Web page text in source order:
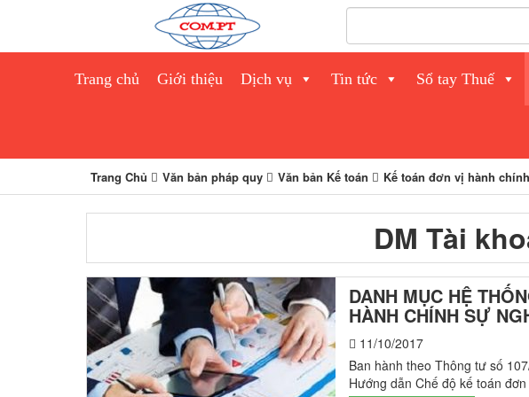
Trang chủ Giới thiệu Dịch vụ Tin tức Sổ tay Thuế
Trang Chủ Văn bản pháp quy Văn bản Kế toán Kế toán đơn vị hành
DM Tài
DANH MỤC HỆ
HÀNH CHÍNH SỰ
11/10/2017
Ban hành theo Thông tư số
Hướng dẫn Chế độ kế toán